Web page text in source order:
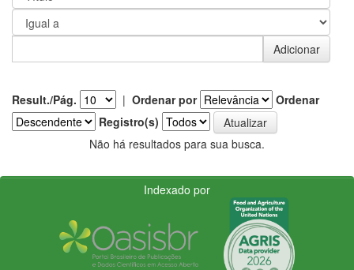
Result./Pág. | Ordenar por
Ordenar
Registro(s)
Não há resultados para sua busca.
Indexado por